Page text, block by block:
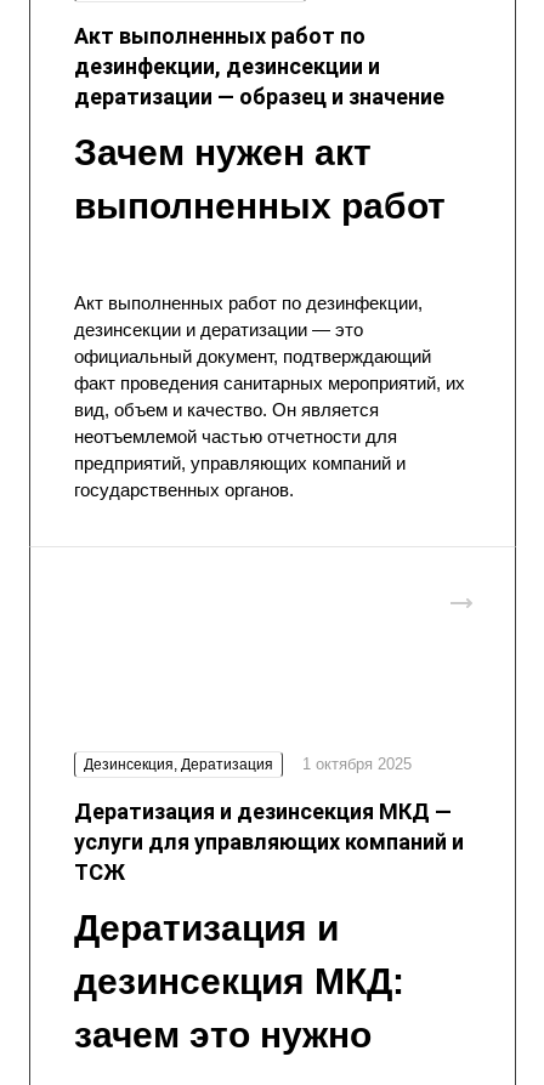
Акт выполненных работ по
дезинфекции, дезинсекции и
дератизации — образец и значение
Зачем нужен акт
выполненных работ
Акт выполненных работ по дезинфекции,
дезинсекции и дератизации — это
официальный документ, подтверждающий
факт проведения санитарных мероприятий, их
вид, объем и качество. Он является
неотъемлемой частью отчетности для
предприятий, управляющих компаний и
государственных органов.
Дезинсекция, Дератизация 1 октября 2025
Дератизация и дезинсекция МКД —
услуги для управляющих компаний и
ТСЖ
Дератизация и
дезинсекция МКД:
зачем это нужно